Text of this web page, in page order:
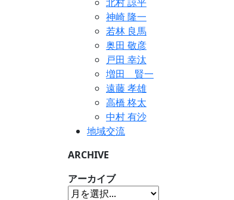
神崎 隆一
若林 良馬
奥田 敬彦
戸田 幸汰
増田 賢一
遠藤 孝雄
高橋 柊太
中村 有沙
地域交流
ARCHIVE
アーカイブ